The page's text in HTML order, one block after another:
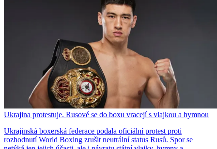
Ukrajina protestuje. Rusové se do boxu vracejí s vlajkou a hymnou
Ukrajinská boxerská federace podala oficiální protest proti
rozhodnutí World Boxing zrušit neutrální status Rusů. Spor se